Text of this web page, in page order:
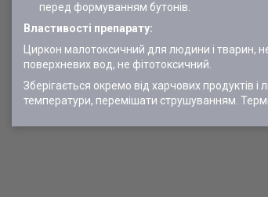
перед формуванням бутонів.
Властивості препарату:
Циркон малотоксичний для людини і тварин,
поверхневих вод, не фітотоксичний.
Зберігається окремо від харчових продуктів
температури, перемішати струшуванням.